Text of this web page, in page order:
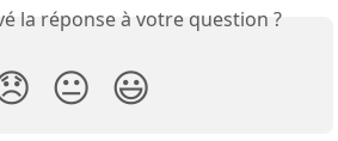
la réponse à votre question ?
😐 😃